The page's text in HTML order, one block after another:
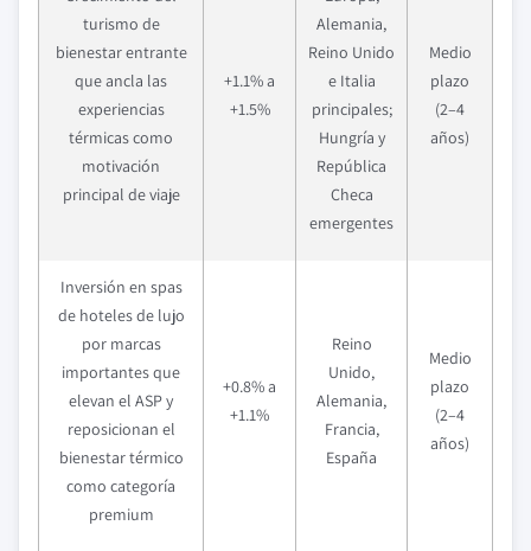
turismo de
bienestar entrante
que ancla las
experiencias
térmicas como
motivación
principal de viaje
+1.1% a
+1.5%
Alemania,
Reino Unido
e Italia
principales;
Hungría y
República
Checa
emergentes
Medio
plazo
(2–4
años)
Inversión en spas
de hoteles de lujo
por marcas
importantes que
elevan el ASP y
reposicionan el
bienestar térmico
como categoría
premium
+0.8% a
+1.1%
Reino
Unido,
Alemania,
Francia,
España
Medio
plazo
(2–4
años)